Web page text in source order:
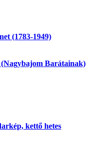
(1783-1949)
Barátainak)
kettő hetes